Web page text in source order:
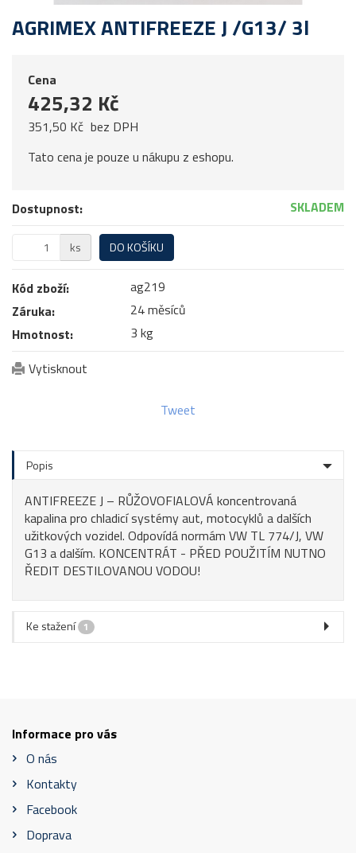
AGRIMEX ANTIFREEZE J /G13/ 3l
Cena
425,32 Kč
351,50 Kč bez DPH
Tato cena je pouze u nákupu z eshopu.
Dostupnost: SKLADEM
ks DO KOŠÍKU
Kód zboží:
ag219
Záruka:
24 měsíců
Hmotnost:
3 kg
Vytisknout
Tweet
Popis
ANTIFREEZE J – RŮŽOVOFIALOVÁ koncentrovaná
kapalina pro chladicí systémy aut, motocyklů a dalších
užitkových vozidel. Odpovídá normám VW TL 774/J, VW
G13 a dalším. KONCENTRÁT - PŘED POUŽITÍM NUTNO
ŘEDIT DESTILOVANOU VODOU!
Ke stažení 1
Informace pro vás
O nás
Kontakty
Facebook
Doprava